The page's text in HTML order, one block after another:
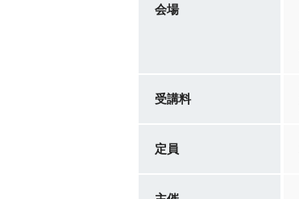
会場
受講料
定員